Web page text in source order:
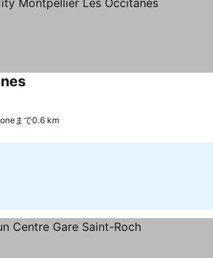
まで0.6 km